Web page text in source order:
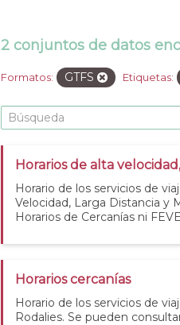
2 conjuntos de datos
Formatos: GTFS Etiquetas:
Horarios de alta
Horario de los servicios de
Velocidad, Larga Distancia y
Horarios de Cercanías ni
Horarios cercanías
Horario de los servicios de
Rodalies. Se pueden